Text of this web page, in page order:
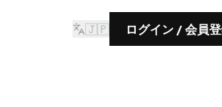
🇯🇵 ログイン / 会員